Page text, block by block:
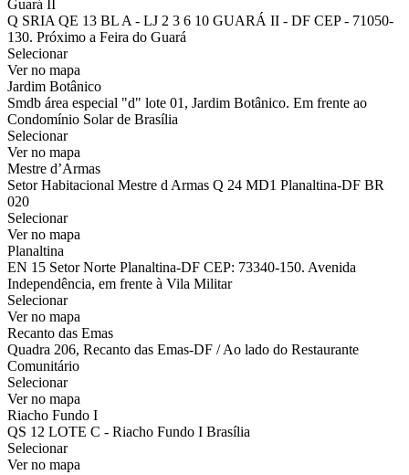
Guará II
Q SRIA QE 13 BL A - LJ 2 3 6 10 GUARÁ II - DF CEP - 71050-
130. Próximo a Feira do Guará
Selecionar
Ver no mapa
Jardim Botânico
Smdb área especial "d" lote 01, Jardim Botânico. Em frente ao
Condomínio Solar de Brasília
Selecionar
Ver no mapa
Mestre d’Armas
Setor Habitacional Mestre d Armas Q 24 MD1 Planaltina-DF BR
020
Selecionar
Ver no mapa
Planaltina
EN 15 Setor Norte Planaltina-DF CEP: 73340-150. Avenida
Independência, em frente à Vila Militar
Selecionar
Ver no mapa
Recanto das Emas
Quadra 206, Recanto das Emas-DF / Ao lado do Restaurante
Comunitário
Selecionar
Ver no mapa
Riacho Fundo I
QS 12 LOTE C - Riacho Fundo I Brasília
Selecionar
Ver no mapa